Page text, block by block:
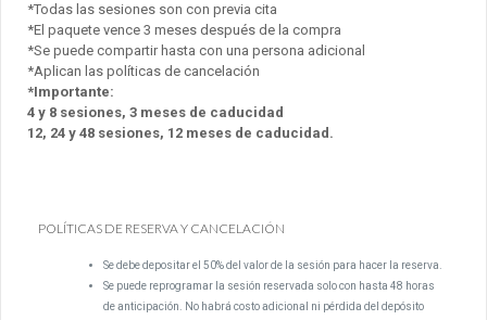
*Todas las sesiones son con previa cita
*El paquete vence 3 meses después de la compra
*Se puede compartir hasta con una persona adicional
*Aplican las políticas de cancelación
*Importante:
4 y 8 sesiones, 3 meses de caducidad
12, 24 y 48 sesiones, 12 meses de caducidad.
POLÍTICAS DE RESERVA Y CANCELACIÓN
Se debe depositar el 50% del valor de la sesión para hacer la reserva.
Se puede reprogramar la sesión reservada solo con hasta 48 horas
de anticipación. No habrá costo adicional ni pérdida del depósito